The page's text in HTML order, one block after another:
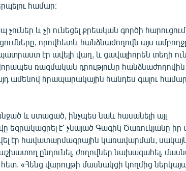
համար։
և չի ունեցել քրեական գործի
որովհետև հանձնաժողովն այս
էր ավելի վաղ, և ցավալիորեն տեղի
ռազմական դրությունը հանձնաժողովին
ամենով հրապարակային հանդես գալու
և ստացած, ինչպես նաև հասանելի այլ
է՝ չնայած Գագիկ Ծառուկյանը իր
էր հավատարմագրային կառավարման,
ընդունել, ժողովներ նախագահել,
«Հենց վարույթի մասնակցի կողմից